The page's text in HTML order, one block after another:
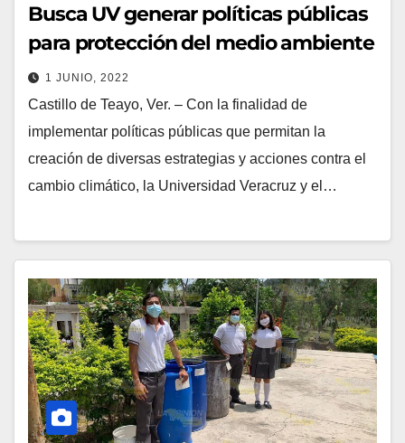
Busca UV generar políticas públicas
para protección del medio ambiente
1 JUNIO, 2022
Castillo de Teayo, Ver. – Con la finalidad de
implementar políticas públicas que permitan la
creación de diversas estrategias y acciones contra el
cambio climático, la Universidad Veracruz y el…